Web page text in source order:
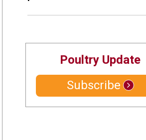
Poultry Update
Subscribe